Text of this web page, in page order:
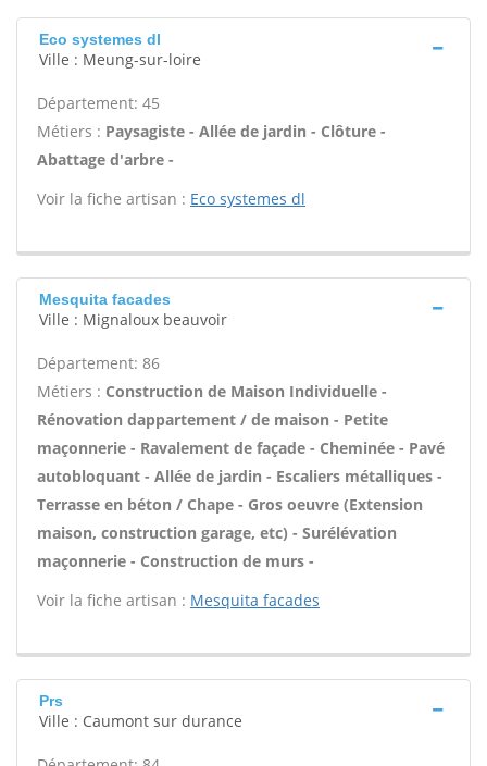
Eco systemes dl
Ville : Meung-sur-loire
Département: 45
Métiers : Paysagiste - Allée de jardin - Clôture -
Abattage d'arbre -
Voir la fiche artisan : Eco systemes dl
Mesquita facades
Ville : Mignaloux beauvoir
Département: 86
Métiers : Construction de Maison Individuelle -
Rénovation dappartement / de maison - Petite
maçonnerie - Ravalement de façade - Cheminée - Pavé
autobloquant - Allée de jardin - Escaliers métalliques -
Terrasse en béton / Chape - Gros oeuvre (Extension
maison, construction garage, etc) - Surélévation
maçonnerie - Construction de murs -
Voir la fiche artisan : Mesquita facades
Prs
Ville : Caumont sur durance